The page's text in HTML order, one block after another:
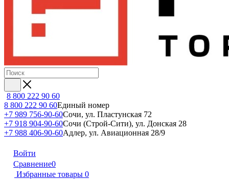
8 800 222 90 60
8 800 222 90 60Единый номер
+7 989 756-90-60Сочи, ул. Пластунская 72
+7 918 904-90-60Сочи (Строй-Сити), ул. Донская 28
+7 988 406-90-60Адлер, ул. Авиационная 28/9
Войти
Сравнение0
Избранные товары 0